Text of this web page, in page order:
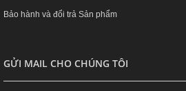
Bảo hành và đổi trả Sản phẩm
GỬI MAIL CHO CHÚNG TÔI